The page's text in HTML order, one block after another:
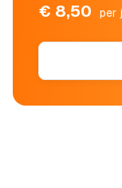
€ 8,50 per